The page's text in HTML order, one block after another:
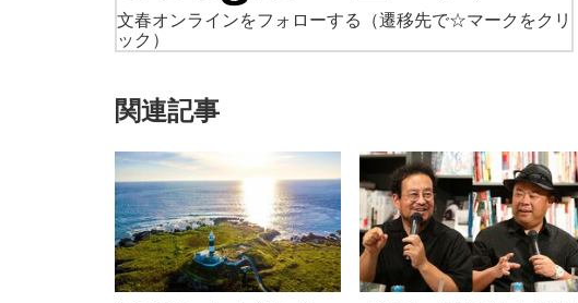
文春オンラインをフォローする
（遷移先で☆マークをクリ
ック）
関連記事